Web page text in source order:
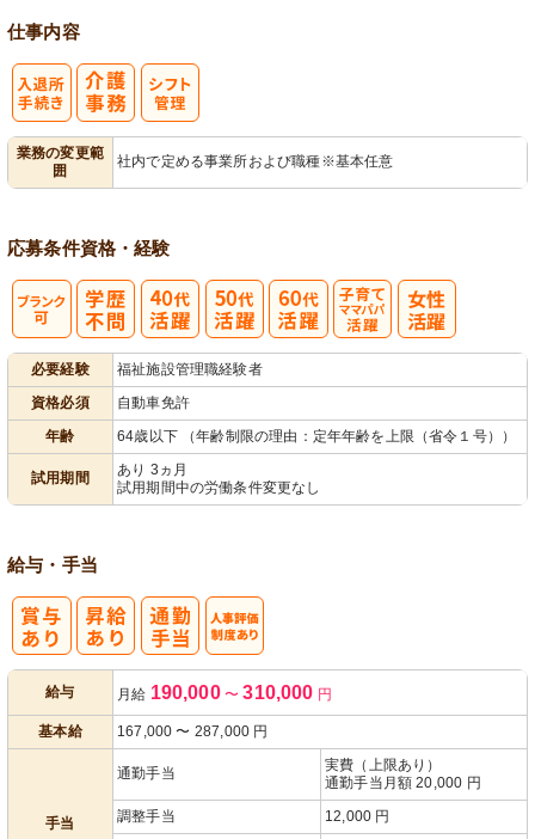
仕事内容
業務の変更範
囲
社内で定める事業所および職種※基本任意
応募条件資格・経験
必要経験
福祉施設管理職経験者
資格必須
自動車免許
年齢
64歳以下 （年齢制限の理由：定年年齢を上限（省令１号））
試用期間
あり 3ヵ月
試用期間中の労働条件変更なし
給与・手当
給与 月給 190,000 〜 310,000 円
基本給 167,000 〜 287,000 円
手当
通勤手当
実費（上限あり）
通勤手当月額 20,000 円
調整手当
12,000 円